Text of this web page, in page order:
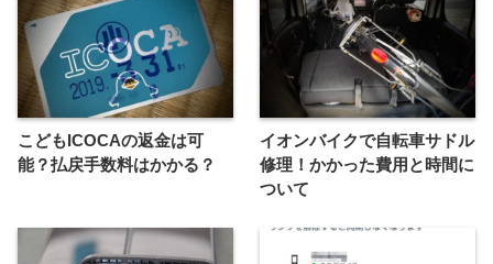
こどもICOCAの返金は可
能？払戻手数料はかかる？
イオンバイクで自転車サドル
修理！かかった費用と時間に
ついて